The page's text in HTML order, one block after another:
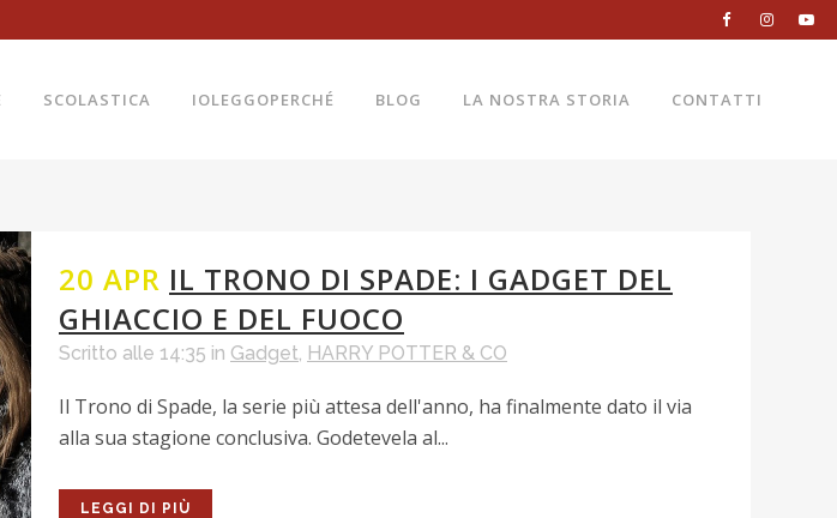
SCOLASTICA IOLEGGOPERCHÉ BLOG LA NOSTRA STORIA CONTATTI
20 APR IL TRONO DI SPADE: I GADGET DEL
GHIACCIO E DEL FUOCO
Scritto alle 14:35 in Gadget, HARRY POTTER & CO
Il Trono di Spade, la serie più attesa dell'anno, ha finalmente dato il via
alla sua stagione conclusiva. Godetevela al...
LEGGI DI PIÙ